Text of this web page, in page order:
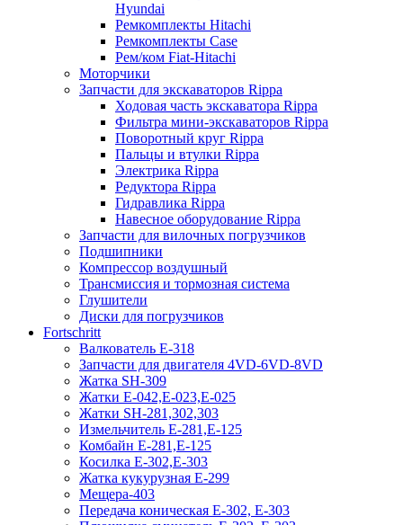
Hyundai
Ремкомплекты Hitachi
Ремкомплекты Case
Рем/ком Fiat-Hitachi
Моторчики
Запчасти для экскаваторов Rippa
Ходовая часть экскаватора Rippa
Фильтра мини-экскаваторов Rippa
Поворотный круг Rippa
Пальцы и втулки Rippa
Электрика Rippa
Редуктора Rippa
Гидравлика Rippa
Навесное оборудование Rippa
Запчасти для вилочных погрузчиков
Подшипники
Компрессор воздушный
Трансмиссия и тормозная система
Глушители
Диски для погрузчиков
Fortschritt
Валкователь Е-318
Запчасти для двигателя 4VD-6VD-8VD
Жатка SH-309
Жатки Е-042,Е-023,Е-025
Жатки SH-281,302,303
Измельчитель Е-281,Е-125
Комбайн Е-281,Е-125
Косилка Е-302,Е-303
Жатка кукурузная Е-299
Мещера-403
Передача коническая Е-302, Е-303